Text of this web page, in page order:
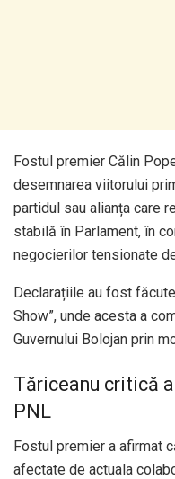
Fostul premier Călin
desemnarea viitorului
partidul sau alianța care
stabilă în Parlament, în
negocierilor tensionate
Declarațiile au fost
Show”, unde acesta a
Guvernului Bolojan prin
Tăriceanu critică
PNL
Fostul premier a afirmat
afectate de actuala